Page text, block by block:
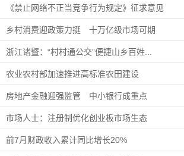
《禁止网络不正当竞争行为规定》征求意见
乡村消费迎政策力挺 十万亿级市场可期
浙江诸暨：“村村通公交”便捷山乡百姓...
农业农村部加速推进高标准农田建设
房地产金融迎强监管 中小银行成重点
市场人士：注册制优化创业板市场生态
前7月财政收入累计同比增长20%